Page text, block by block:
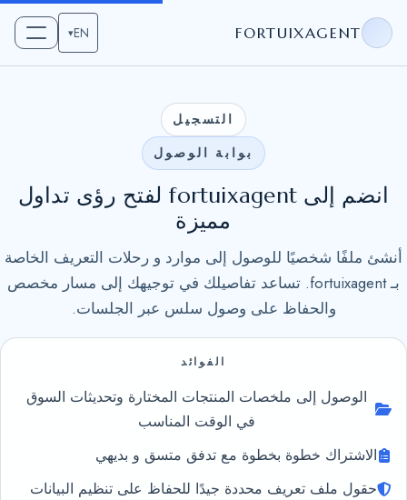
FORTUIXAGENT
EN
▾
التسجيل
بوابة الوصول
انضم إلى fortuixagent لفتح رؤى تداول
مميزة
أنشئ ملفًا شخصيًا للوصول إلى موارد و رحلات التعريف الخاصة
بـ fortuixagent. تساعد تفاصيلك في توجيهك إلى مسار مخصص
والحفاظ على وصول سلس عبر الجلسات.
الفوائد
الوصول إلى ملخصات المنتجات المختارة وتحديثات السوق
في الوقت المناسب
الاشتراك خطوة بخطوة مع تدفق متسق و بديهي
حقول ملف تعريف محددة جيدًا للحفاظ على تنظيم البيانات